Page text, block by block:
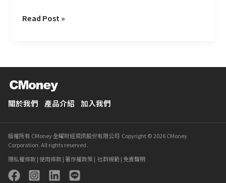
Read Post »
關於我們 產品介紹 加入我們
版權所有 CMoney 全曜財經資訊股份有限公司 Copyright © 2026 CMoney
Corporation. All rights reserved.
隱私權條款|使用條款| 著作權政策| 社群規範 | 免責聲明